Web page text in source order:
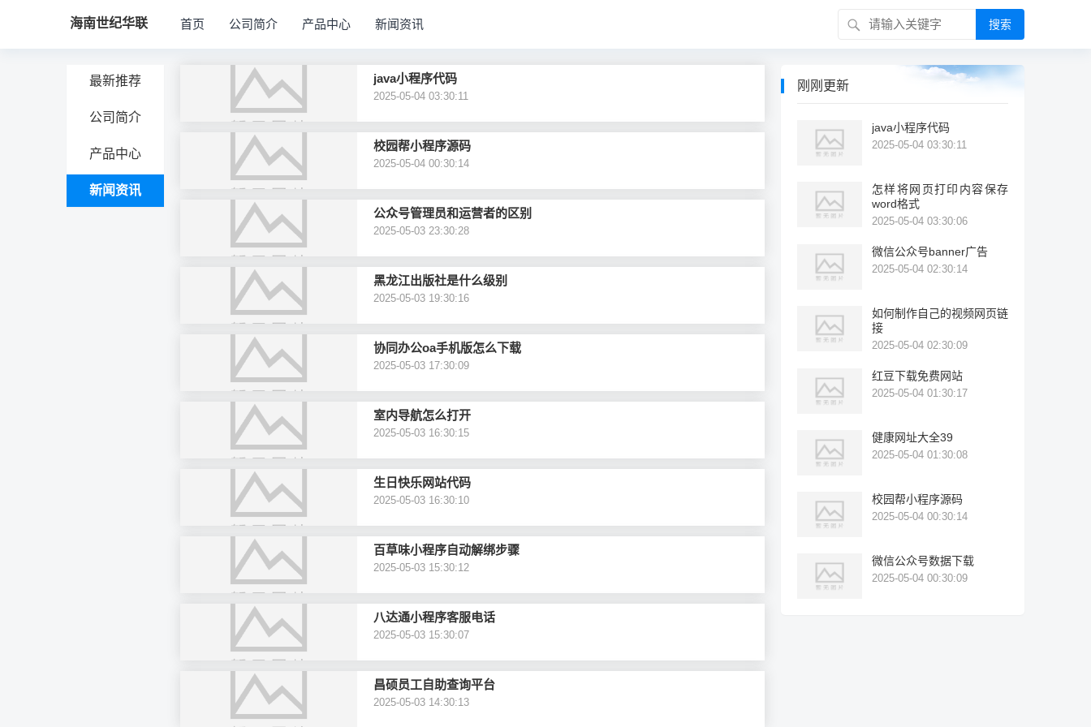
海南世纪华联 首页 公司简介 产品中心 新闻资讯 搜索
最新推荐
公司简介
产品中心
新闻资讯
java小程序代码
2025-05-04 03:30:11
校园帮小程序源码
2025-05-04 00:30:14
公众号管理员和运营者的区别
2025-05-03 23:30:28
黑龙江出版社是什么级别
2025-05-03 19:30:16
协同办公oa手机版怎么下载
2025-05-03 17:30:09
室内导航怎么打开
2025-05-03 16:30:15
生日快乐网站代码
2025-05-03 16:30:10
百草味小程序自动解绑步骤
2025-05-03 15:30:12
八达通小程序客服电话
2025-05-03 15:30:07
昌硕员工自助查询平台
2025-05-03 14:30:13
刚刚更新
java小程序代码
2025-05-04 03:30:11
怎样将网页打印内容保存
word格式
2025-05-04 03:30:06
微信公众号banner广告
2025-05-04 02:30:14
如何制作自己的视频网页链
接
2025-05-04 02:30:09
红豆下载免费网站
2025-05-04 01:30:17
健康网址大全39
2025-05-04 01:30:08
校园帮小程序源码
2025-05-04 00:30:14
微信公众号数据下载
2025-05-04 00:30:09